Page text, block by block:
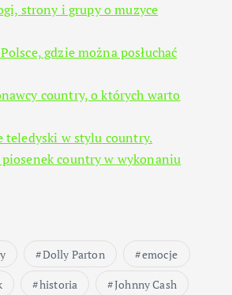
strony i grupy o muzyce
gdzie można posłuchać
country, o których warto
teledyski w stylu country.
country w wykonaniu
Dolly Parton
emocje
historia
Johnny Cash